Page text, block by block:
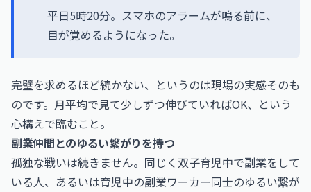
平日5時20分。スマホのアラームが鳴る前に、
目が覚めるようになった。
完璧を求めるほど続かない、というのは現場の実感そのも
のです。月平均で見て少しずつ伸びていればOK、という
心構えで臨むこと。
副業仲間とのゆるい繋がりを持つ
孤独な戦いは続きません。同じく双子育児中で副業をして
いる人、あるいは育児中の副業ワーカー同士のゆるい繋が